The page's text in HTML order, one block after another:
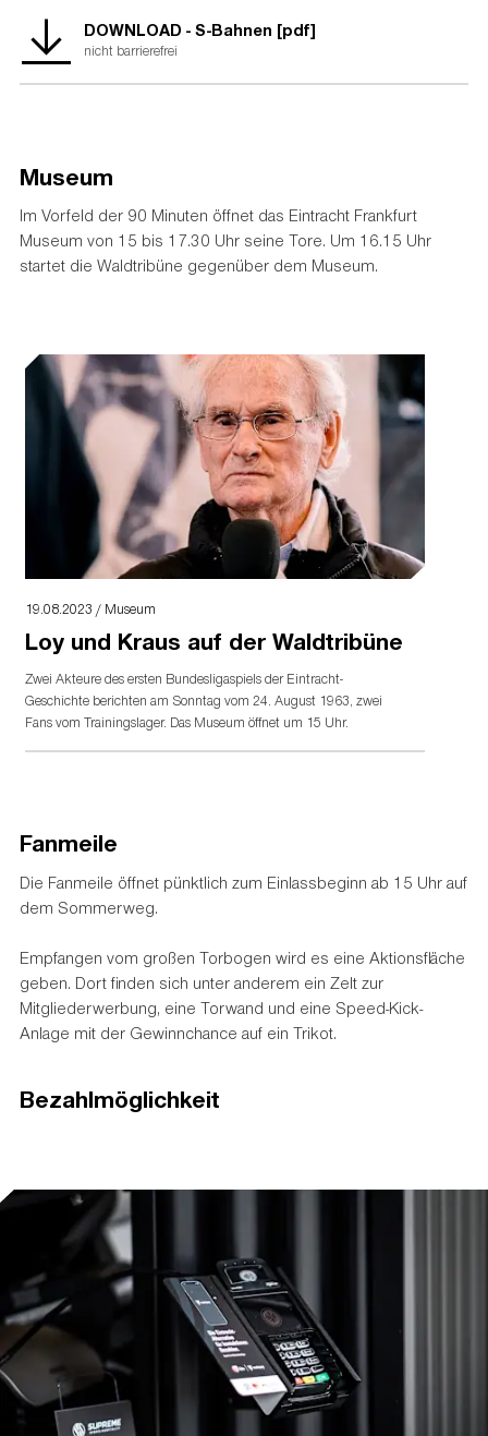
DOWNLOAD - S-Bahnen [pdf]
nicht barrierefrei
Museum
Im Vorfeld der 90 Minuten öffnet das Eintracht Frankfurt
Museum von 15 bis 17.30 Uhr seine Tore. Um 16.15 Uhr
startet die Waldtribüne gegenüber dem Museum.
19.08.2023 / Museum
Loy und Kraus auf der Waldtribüne
Zwei Akteure des ersten Bundesligaspiels der Eintracht-
Geschichte berichten am Sonntag vom 24. August 1963, zwei
Fans vom Trainingslager. Das Museum öffnet um 15 Uhr.
Fanmeile
Die Fanmeile öffnet pünktlich zum Einlassbeginn ab 15 Uhr auf
dem Sommerweg.
Empfangen vom großen Torbogen wird es eine Aktionsfläche
geben. Dort finden sich unter anderem ein Zelt zur
Mitgliederwerbung, eine Torwand und eine Speed-Kick-
Anlage mit der Gewinnchance auf ein Trikot.
Bezahlmöglichkeit